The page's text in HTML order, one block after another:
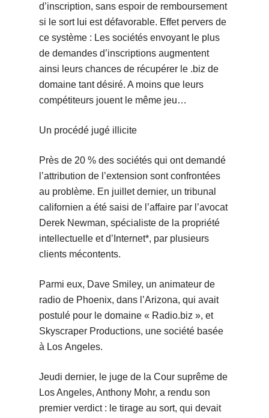
d’inscription, sans espoir de remboursement
si le sort lui est défavorable. Effet pervers de
ce système : Les sociétés envoyant le plus
de demandes d’inscriptions augmentent
ainsi leurs chances de récupérer le .biz de
domaine tant désiré. A moins que leurs
compétiteurs jouent le même jeu…
Un procédé jugé illicite
Près de 20 % des sociétés qui ont demandé
l’attribution de l’extension sont confrontées
au problème. En juillet dernier, un tribunal
californien a été saisi de l’affaire par l’avocat
Derek Newman, spécialiste de la propriété
intellectuelle et d’Internet*, par plusieurs
clients mécontents.
Parmi eux, Dave Smiley, un animateur de
radio de Phoenix, dans l’Arizona, qui avait
postulé pour le domaine « Radio.biz », et
Skyscraper Productions, une société basée
à Los Angeles.
Jeudi dernier, le juge de la Cour suprême de
Los Angeles, Anthony Mohr, a rendu son
premier verdict : le tirage au sort, qui devait